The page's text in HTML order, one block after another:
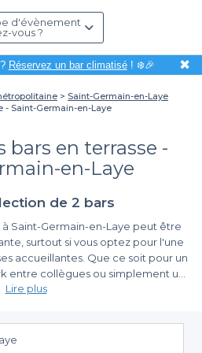
d'évènement
vous ?
Réservez un bar climatisé! ❄️🎉 ✖
Saint-Germain-en-Laye
- Saint-Germain-en-Laye
bars en terrasse -
en-Laye
de 2 bars
Saint-Germain-en-Laye peut être
surtout si vous optez pour l'une
accueillantes. Que ce soit pour un
entre collègues ou simplement un
amis, choisir un bar avec terrasse
Parc des Trois Réservoirs et du
château.
réservation sans pareil
votre sortie en terrasse devient un
Lire plus